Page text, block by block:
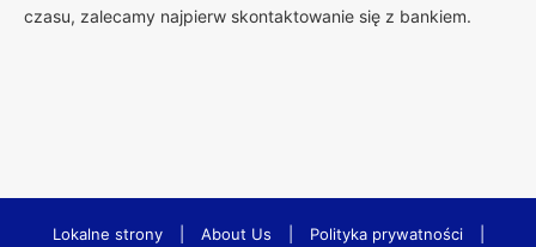
czasu, zalecamy najpierw skontaktowanie się z bankiem.
Lokalne strony About Us Polityka prywatności